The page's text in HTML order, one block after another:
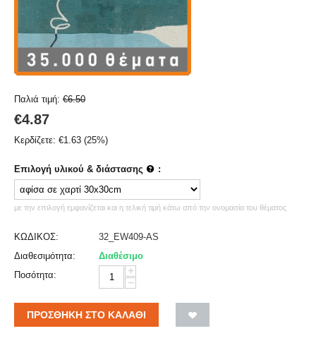
Παλιά τιμή: €6.50
€4.87
Κερδίζετε: €1.63 (25%)
Επιλογή υλικού & διάστασης :
με την επιλογή εμφανίζεται και η τελική τιμή κάτω από την ονομασία του θέματος
ΚΩΔΙΚΟΣ:
32_EW409-AS
Διαθεσιμότητα:
Διαθέσιμο
Ποσότητα:
+
−
ΠΡΟΣΘΉΚΗ ΣΤΟ ΚΑΛΆΘΙ